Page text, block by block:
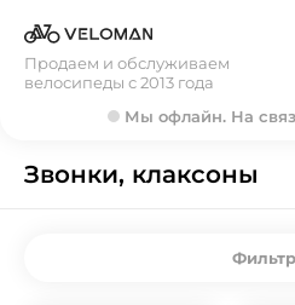
Продаем и обслуживаем
велосипеды с 2013 года
Мы офлайн. На
Звонки, клаксоны